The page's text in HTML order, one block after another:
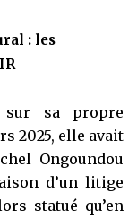
: les
sa propre
2025, elle avait
Ongoundou
d’un litige
statué qu’en